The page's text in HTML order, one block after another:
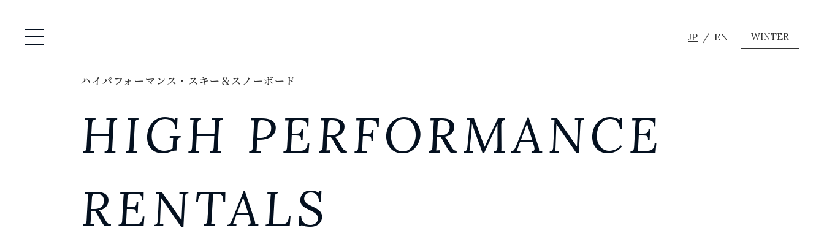
メニュー開閉 JP EN WINTER
ハイパフォーマンス・スキー＆スノーボード
HIGH PERFORMANCE
RENTALS